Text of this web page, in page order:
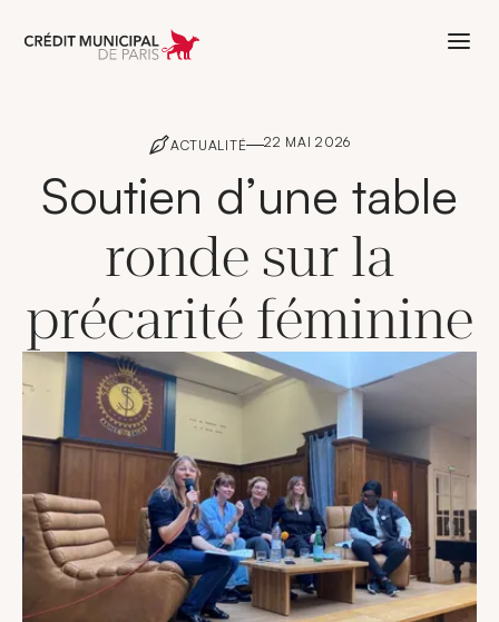
Aller à l'accueil de Crédit Municipal
ACTUALITÉ 22 MAI 2026
Soutien d’une table
ronde sur la
précarité féminine